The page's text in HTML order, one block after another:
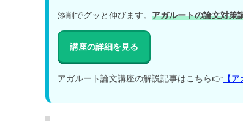
添削でグッと伸びます。 アガルートの論文対策
講座の詳細を見る
アガルート論文講座の解説記事はこちら👉 【